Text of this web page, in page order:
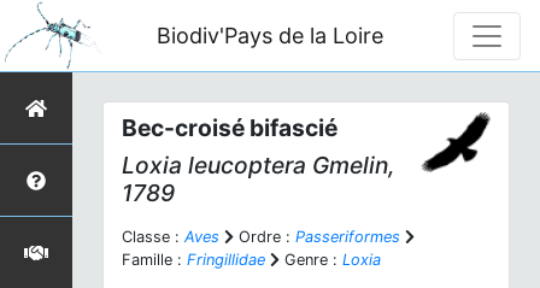
Biodiv'Pays de la Loire
Bec-croisé bifascié
Loxia leucoptera Gmelin,
1789
Classe : Aves Ordre : Passeriformes
Famille : Fringillidae Genre : Loxia